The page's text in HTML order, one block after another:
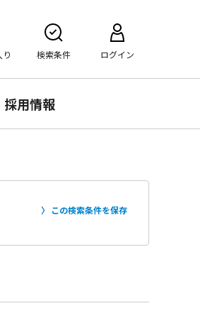
検索条件 ログイン
採用情報
この検索条件を保存